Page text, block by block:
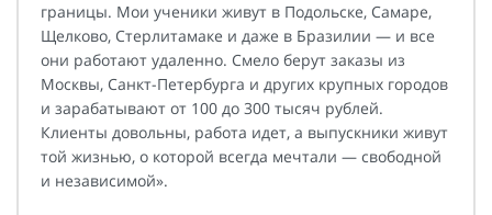
границы. Мои ученики живут в Подольске, Самаре,
Щелково, Стерлитамаке и даже в Бразилии — и все
они работают удаленно. Смело берут заказы из
Москвы, Санкт-Петербурга и других крупных городов
и зарабатывают от 100 до 300 тысяч рублей.
Клиенты довольны, работа идет, а выпускники живут
той жизнью, о которой всегда мечтали — свободной
и независимой».